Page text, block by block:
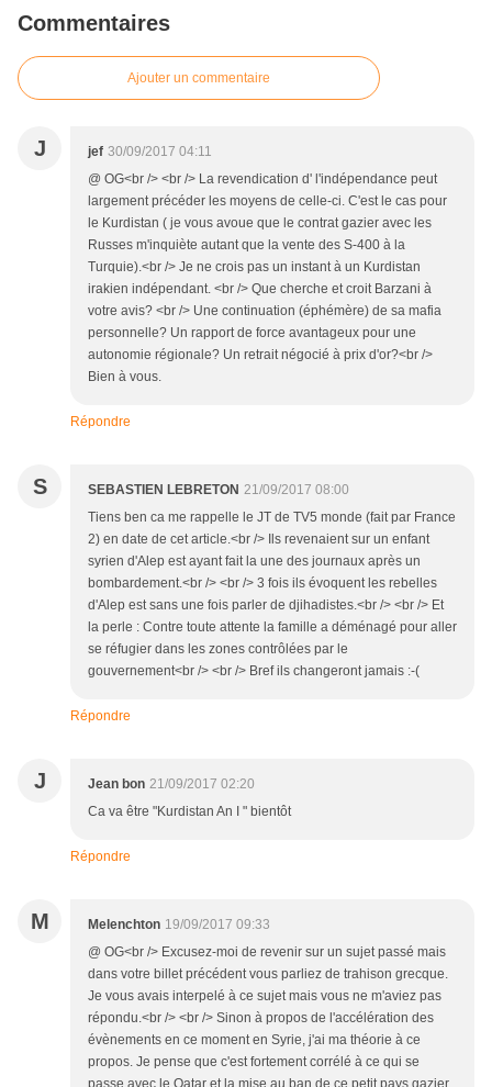
Commentaires
Ajouter un commentaire
J jef 30/09/2017 04:11
@ OG<br /> <br /> La revendication d' l'indépendance peut
largement précéder les moyens de celle-ci. C'est le cas pour
le Kurdistan ( je vous avoue que le contrat gazier avec les
Russes m'inquiète autant que la vente des S-400 à la
Turquie).<br /> Je ne crois pas un instant à un Kurdistan
irakien indépendant. <br /> Que cherche et croit Barzani à
votre avis? <br /> Une continuation (éphémère) de sa mafia
personnelle? Un rapport de force avantageux pour une
autonomie régionale? Un retrait négocié à prix d'or?<br />
Bien à vous.
Répondre
S SEBASTIEN LEBRETON 21/09/2017 08:00
Tiens ben ca me rappelle le JT de TV5 monde (fait par France
2) en date de cet article.<br /> Ils revenaient sur un enfant
syrien d'Alep est ayant fait la une des journaux après un
bombardement.<br /> <br /> 3 fois ils évoquent les rebelles
d'Alep est sans une fois parler de djihadistes.<br /> <br /> Et
la perle : Contre toute attente la famille a déménagé pour aller
se réfugier dans les zones contrôlées par le
gouvernement<br /> <br /> Bref ils changeront jamais :-(
Répondre
J Jean bon 21/09/2017 02:20
Ca va être "Kurdistan An I " bientôt
Répondre
M Melenchton 19/09/2017 09:33
@ OG<br /> Excusez-moi de revenir sur un sujet passé mais
dans votre billet précédent vous parliez de trahison grecque.
Je vous avais interpelé à ce sujet mais vous ne m'aviez pas
répondu.<br /> <br /> Sinon à propos de l'accélération des
évènements en ce moment en Syrie, j'ai ma théorie à ce
propos. Je pense que c'est fortement corrélé à ce qui se
passe avec le Qatar et la mise au ban de ce petit pays gazier